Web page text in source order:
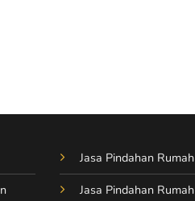
Jasa Pindahan Rumah
Jasa Pindahan Rumah